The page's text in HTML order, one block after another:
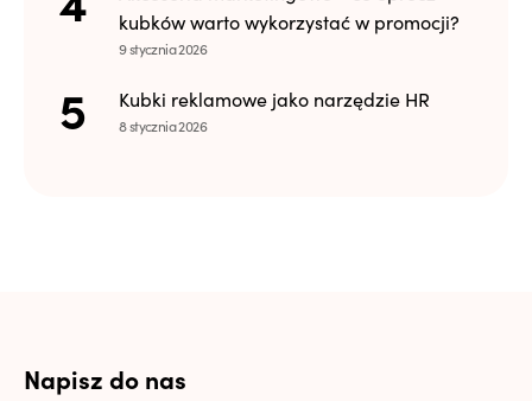
kubków warto wykorzystać w promocji?
9 stycznia 2026
Kubki reklamowe jako narzędzie HR
8 stycznia 2026
Napisz do nas